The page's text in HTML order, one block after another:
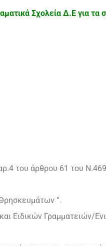
Σχολεία Δ.Ε για τα
του άρθρου 61 του
”.
Ειδικών Γραμματειών/